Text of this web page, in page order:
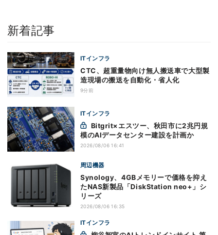
新着記事
ITインフラ
CTC、超重量物向け無人搬送車で大型製
造現場の搬送を自動化・省人化
9分前
ITインフラ
模のAIデータセンター建設を計画か
2026/08/06 16:41
周辺機器
Synology、4GBメモリーで価格を抑え
たNAS新製品「DiskStation neo+」シ
リーズ
2026/08/06 16:35
ITインフラ